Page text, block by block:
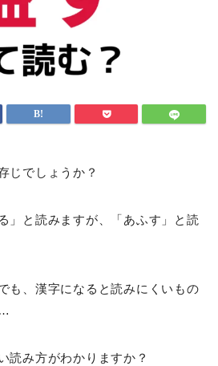
じでしょうか？
」と読みますが、「あふす」と読
も、漢字になると読みにくいもの
読み方がわかりますか？